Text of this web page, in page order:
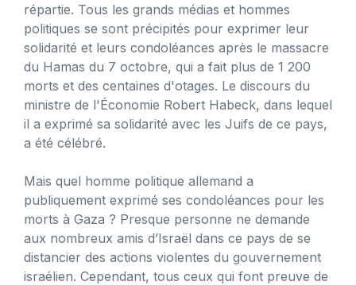
répartie. Tous les grands médias et hommes
politiques se sont précipités pour exprimer leur
solidarité et leurs condoléances après le massacre
du Hamas du 7 octobre, qui a fait plus de 1 200
morts et des centaines d'otages. Le discours du
ministre de l'Économie Robert Habeck, dans lequel
il a exprimé sa solidarité avec les Juifs de ce pays,
a été célébré.
Mais quel homme politique allemand a
publiquement exprimé ses condoléances pour les
morts à Gaza ? Presque personne ne demande
aux nombreux amis d’Israël dans ce pays de se
distancier des actions violentes du gouvernement
israélien. Cependant, tous ceux qui font preuve de